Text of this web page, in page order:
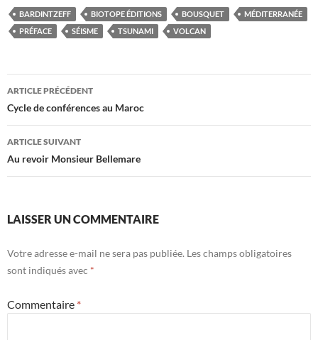
BARDINTZEFF BIOTOPE ÉDITIONS BOUSQUET
MÉDITERRANÉE
PRÉFACE
SÉISME TSUNAMI VOLCAN
Navigation
des
articles
ARTICLE PRÉCÉDENT
Cycle de conférences au Maroc
ARTICLE SUIVANT
Au revoir Monsieur Bellemare
LAISSER UN COMMENTAIRE
Votre adresse e-mail ne sera pas publiée. Les champs obligatoires
sont indiqués avec *
Commentaire *